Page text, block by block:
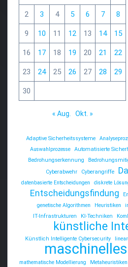
2 3 4 5 6 7 8
9 10 11 12 13 14 15
16 17 18 19 20 21 22
23 24 25 26 27 28 29
30
« Aug. Okt. »
Adaptive Sicherheitssysteme
Auswahlprozesse
Automatisierte
Bedrohungserkennung
Cyberabwehr
Cyberangriffe
datenbasierte Entscheidungen diskrete
Entscheidungsfindung
genetische Algorithmen
Heuristiken
IT-Infrastrukturen
KI-Techniken
künstliche
Künstlich Intelligente Cybersecurity
mathematische Modellierung Metaheuristiken